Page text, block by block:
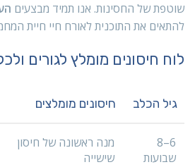
שוטפת של החסינות. אנו תמיד מבצעים
להתאים את התוכנית לאורח חיי חיית
לוח חיסונים מומלץ לגורים
גיל הכלב חיסונים מומלצים
6–8
שבועות
מנה ראשונה של חיסון
שישייה